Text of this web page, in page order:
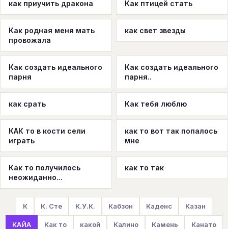
как приучить дракона Как птицей стать
Как родная меня мать
провожала
как свет звезды
Как создать идеального
парня
Как создать идеального
парня..
как срать Как тебя люблю
КАК то в кости сели
играть
как то вот так попалось
мне
Как то получилось
неожиданно...
как то так
К К. Сте К.У.К. Кабзон Каденс Казан
КАЙА Как то какой Калино Камень Канато